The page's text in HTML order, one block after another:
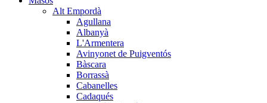
Alt Empordà
Agullana
Albanyà
L'Armentera
Avinyonet de Puigventós
Bàscara
Borrassà
Cabanelles
Cadaqués